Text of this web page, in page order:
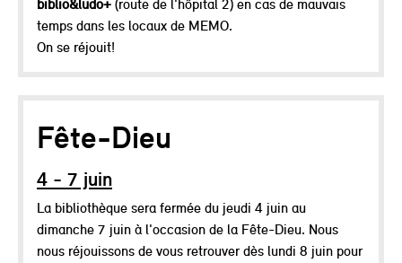
biblio&ludo+ (route de l'hôpital 2) en cas de mauvais
temps dans les locaux de MEMO.
On se réjouit!
Fête-Dieu
4 - 7 juin
La bibliothèque sera fermée du jeudi 4 juin au
dimanche 7 juin à l'occasion de la Fête-Dieu. Nous
nous réjouissons de vous retrouver dès lundi 8 juin pour